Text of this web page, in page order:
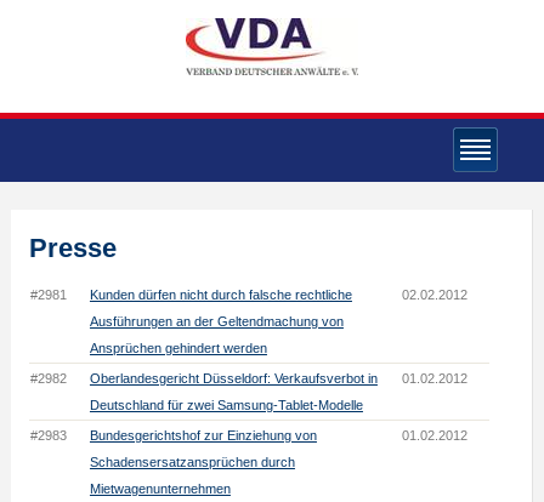
Presse
#2981
Kunden dürfen nicht durch falsche rechtliche
Ausführungen an der Geltendmachung von
Ansprüchen gehindert werden
02.02.2012
#2982
Oberlandesgericht Düsseldorf: Verkaufsverbot in
Deutschland für zwei Samsung-Tablet-Modelle
01.02.2012
#2983
Bundesgerichtshof zur Einziehung von
Schadensersatzansprüchen durch
Mietwagenunternehmen
01.02.2012